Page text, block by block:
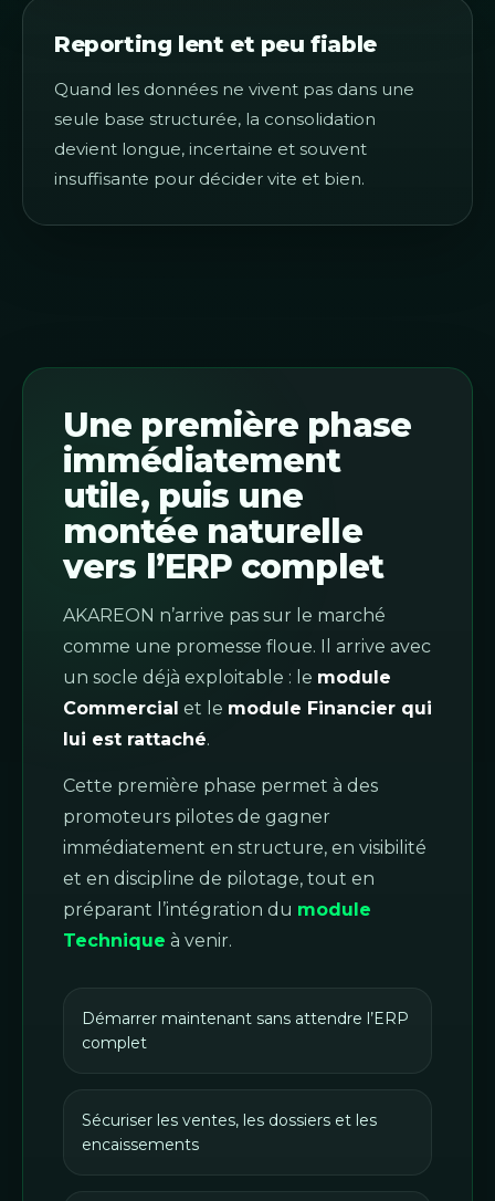
Reporting lent et peu fiable
Quand les données ne vivent pas dans une
seule base structurée, la consolidation
devient longue, incertaine et souvent
insuffisante pour décider vite et bien.
Une première phase
immédiatement
utile, puis une
montée naturelle
vers l’ERP complet
AKAREON n’arrive pas sur le marché
comme une promesse floue. Il arrive avec
un socle déjà exploitable : le module
Commercial et le module Financier qui
lui est rattaché.
Cette première phase permet à des
promoteurs pilotes de gagner
immédiatement en structure, en visibilité
et en discipline de pilotage, tout en
préparant l’intégration du module
Technique à venir.
Démarrer maintenant sans attendre l’ERP
complet
Sécuriser les ventes, les dossiers et les
encaissements